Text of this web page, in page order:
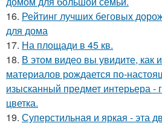
16. Рейтинг лучших беговых
для дома
17. На площади в 45 кв.
18. В этом видео вы увидите, как
материалов рождается по-
изысканный предмет интерьера -
цветка.
19. Суперстильная и яркая - эта